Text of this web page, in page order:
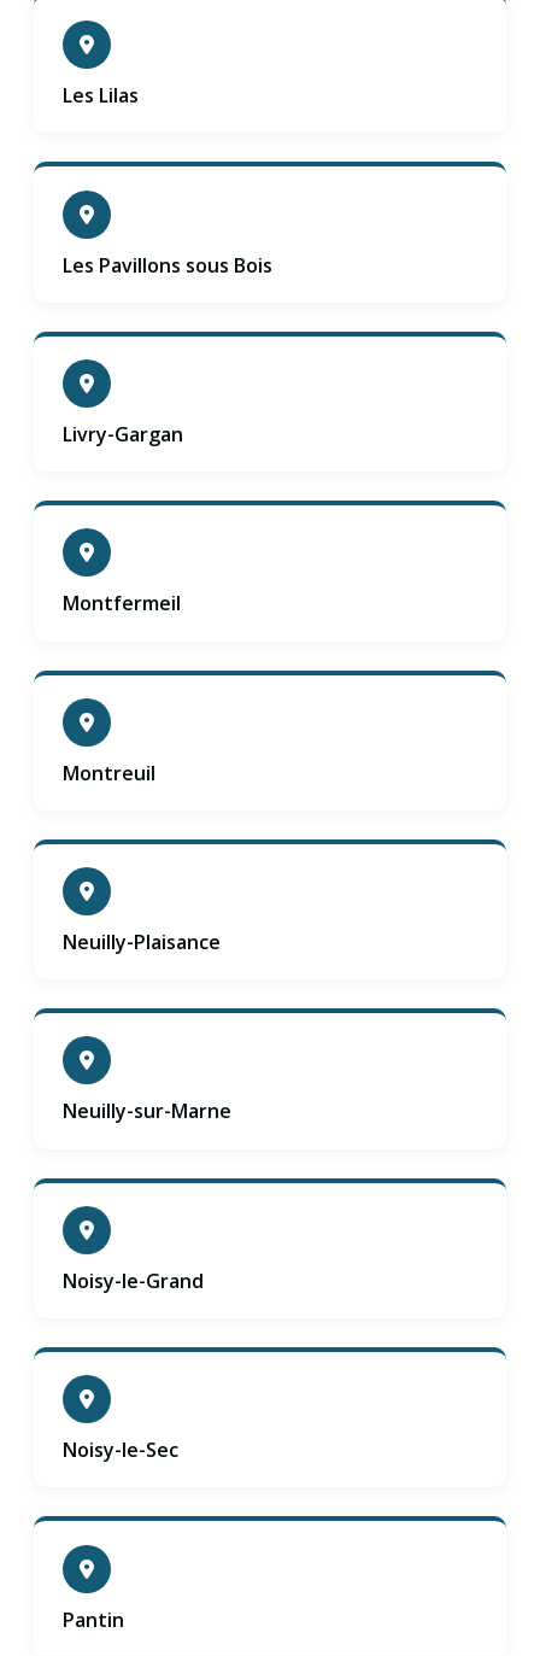
Les Lilas
Les Pavillons sous Bois
Livry-Gargan
Montfermeil
Montreuil
Neuilly-Plaisance
Neuilly-sur-Marne
Noisy-le-Grand
Noisy-le-Sec
Pantin